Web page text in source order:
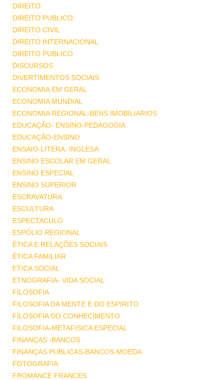
DIREITO
DIREITO PUBLICO
DIREITO CIVIL
DIREITO INTERNACIONAL
DIREITO PUBLICO
DISCURSOS
DIVERTIMENTOS SOCIAIS
ECONOMIA EM GERAL
ECONOMIA MUNDIAL
ECONOMIA REGIONAL-BENS IMOBILIARIOS
EDUCAÇÃO- ENSINO-PEDAGOGIA
EDUCAÇÃO-ENSINO
ENSAIO-LITERA. INGLESA
ENSINO ESCOLAR EM GERAL
ENSINO ESPECIAL
ENSINO SUPERIOR
ESCRAVATURA
ESCULTURA
ESPECTACULO
ESPÓLIO REGIONAL
ÉTICA E RELAÇÕES SOCIAIS
ÉTICA FAMILIAR
ETICA SOCIAL
ETNOGRAFIA- VIDA SOCIAL
FILOSOFIA
FILOSOFIA DA MENTE E DO ESPIRITO
FILOSOFIA DO CONHECIMENTO
FILOSOFIA-METAFISICA ESPECIAL
FINANÇAS -BANCOS
FINANÇAS PUBLICAS-BANCOS-MOEDA
FOTOGRAFIA
FROMANCE FRANCES